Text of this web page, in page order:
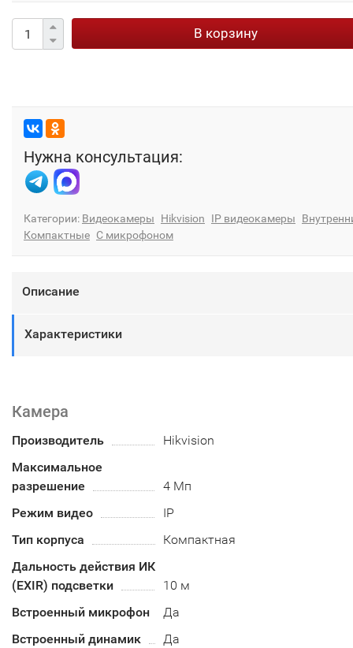
В корзину
Нужна консультация:
Категории: Видеокамеры Hikvision IP видеокамеры
Компактные С микрофоном
Описание
Характеристики
Камера
Производитель
Hikvision
Максимальное
разрешение
4 Мп
Режим видео
IP
Тип корпуса
Компактная
Дальность действия ИК
(EXIR) подсветки
10 м
Встроенный микрофон
Да
Встроенный динамик
Да